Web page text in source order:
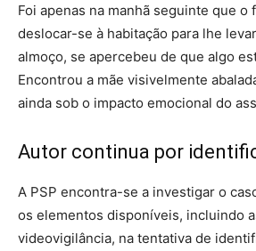
Foi apenas na manhã seguinte que o
deslocar-se à habitação para lhe
almoço, se apercebeu de que algo
Encontrou a mãe visivelmente
ainda sob o impacto emocional do
Autor continua por
A PSP encontra-se a investigar o
os elementos disponíveis, incluindo
videovigilância, na tentativa de